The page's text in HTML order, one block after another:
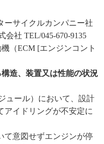
ーサイクルカンパニー社
会社 TEL/045-670-9135
機（ECM [エンジンコント
造、装置又は性能の状況
ュール）において、設計
アイドリングが不安定に
て意図せずエンジンが停